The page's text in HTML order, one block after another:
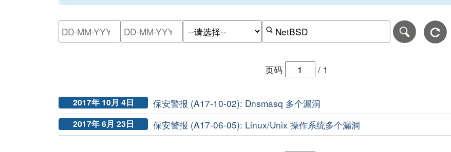
请输入搜索日期范围的开始日期，格式为-日日-月月-年年年年。
请输入搜索日期范围的结束日期，格式为-日日-月月-年年年年。
按关键字或 CVE ID 搜寻保安警报
页码 / 1
2017年 10月 4日 保安警报 (A17-10-02): Dnsmasq 多个漏洞
2017年 6月 23日 保安警报 (A17-06-05): Linux/Unix 操作系统多个漏洞